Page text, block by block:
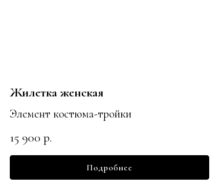
Жилетка женская
Элемент костюма-тройки
15 900 р.
Подробнее